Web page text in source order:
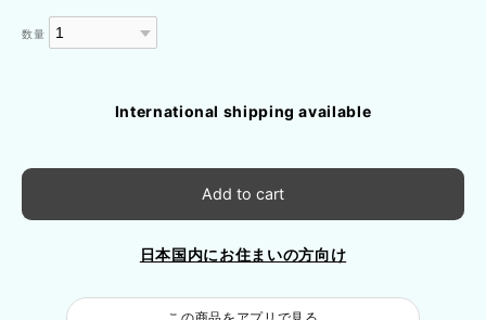
数量
International shipping available
Add to cart
日本国内にお住まいの方向け